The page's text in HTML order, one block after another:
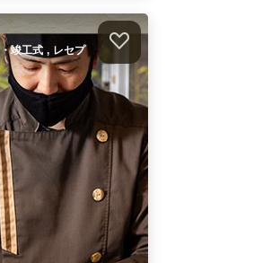
竣工式 , レセプ